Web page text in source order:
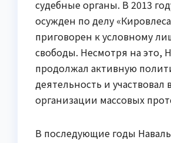
судебные органы. В 2013
осужден по делу
приговорен к условному
свободы. Несмотря на это,
продолжал активную
деятельность и участвовал в
организации массовых
В последующие годы